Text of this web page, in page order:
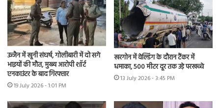
उज्जैन में खूनी संघर्ष, गोलीबारी में दो सगे
भाइयों की मौत, मुख्य आरोपी शॉर्ट
एनकाउंटर के बाद गिरफ्तार
19 July 2026 - 1:01 PM
खरगोन में वेल्डिंग के दौरान टैंकर में
धमाका, 500 मीटर दूर तक उड़े परखच्चे
13 July 2026 - 3:45 PM